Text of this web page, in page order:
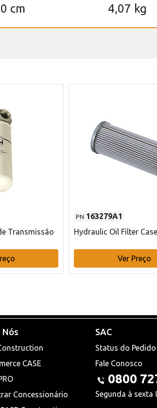
cm 4,07 kg
Transmissão
PN 163279A1
Hydraulic Oil Filter
Ver Preço
Nós
CASE
Concessionário
SAC
Status do Pedido
Fale Conosco
0800
Segunda à sexta